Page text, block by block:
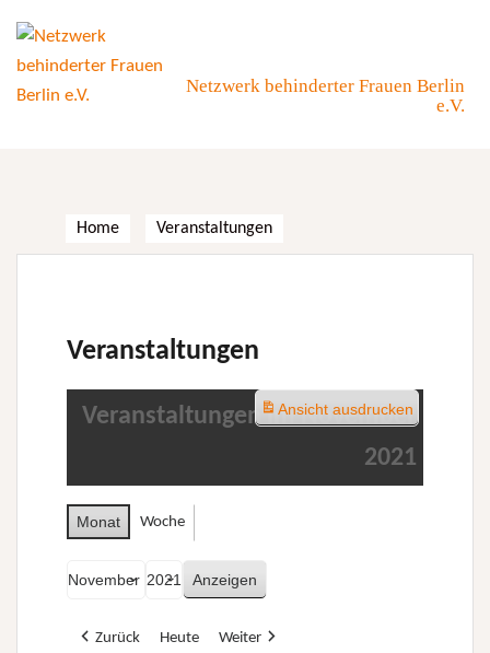
content
Netzwerk behinderter Frauen Berlin
e.V.
Home Veranstaltungen
Veranstaltungen
Veranstaltungen im November
2021
Monat Woche
Zurück Heute Weiter
Ansichtausdrucken